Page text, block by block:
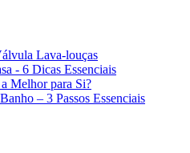
Lava-louças
- 6 Dicas Essenciais
Melhor para Si?
– 3 Passos Essenciais